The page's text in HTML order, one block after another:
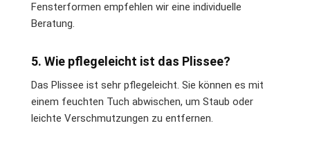
Fensterformen empfehlen wir eine individuelle
Beratung.
5. Wie pflegeleicht ist das Plissee?
Das Plissee ist sehr pflegeleicht. Sie können es mit
einem feuchten Tuch abwischen, um Staub oder
leichte Verschmutzungen zu entfernen.